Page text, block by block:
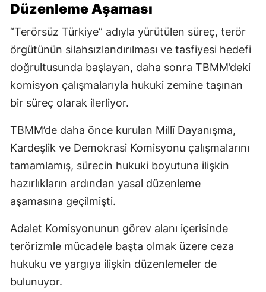
Düzenleme Aşaması
“Terörsüz Türkiye” adıyla yürütülen süreç, terör
örgütünün silahsızlandırılması ve tasfiyesi hedefi
doğrultusunda başlayan, daha sonra TBMM’deki
komisyon çalışmalarıyla hukuki zemine taşınan
bir süreç olarak ilerliyor.
TBMM’de daha önce kurulan Millî Dayanışma,
Kardeşlik ve Demokrasi Komisyonu çalışmalarını
tamamlamış, sürecin hukuki boyutuna ilişkin
hazırlıkların ardından yasal düzenleme
aşamasına geçilmişti.
Adalet Komisyonunun görev alanı içerisinde
terörizmle mücadele başta olmak üzere ceza
hukuku ve yargıya ilişkin düzenlemeler de
bulunuyor.